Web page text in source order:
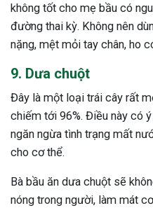
không tốt cho mẹ bầu có
đường thai kỳ. Không nên
nặng, mệt mỏi tay chân, ho
9. Dưa chuột
Đây là một loại trái cây rất
chiếm tới 96%. Điều này có
ngăn ngừa tình trạng mất
cho cơ thể.
Bà bầu ăn dưa chuột sẽ
nóng trong người, làm mát